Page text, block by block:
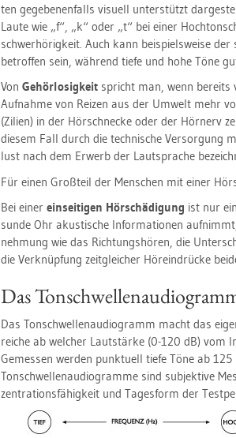
ten ge­ge­be­nen­falls vi­su­ell un­ter­stützt
Laute wie „f“, „k“ oder „t“ bei einer
schwer­hö­rig­keit. Auch kann bei­spiels­wei­se
be­trof­fen sein, wäh­rend tiefe und hohe Töne
Von Ge­hör­lo­sig­keitspricht man, wenn be­reits
Auf­nah­me von Rei­zen aus der Um­welt mehr
(Zi­li­en) in der Hör­schne­cke oder der Hör­nerv
die­sem Fall durch die tech­ni­sche Ver­sor­gung
lust nach dem Er­werb der Laut­spra­che
Für einen Groß­teil der Men­schen mit einer
Bei einer ein­sei­ti­gen Hör­schä­di­gung ist nur
sun­de Ohr akus­ti­sche In­for­ma­tio­nen
neh­mung wie das Rich­tungs­hö­ren, die
die Ver­knüp­fung zeit­glei­cher Hör­ein­drü­cke
Das
Das Ton­schwel­len­au­dio­gramm macht das
rei­che ab wel­cher Laut­stär­ke (0-120 dB) vom
Ge­mes­sen wer­den punk­tu­ell tiefe Töne ab
Ton­schwel­len­au­dio­gram­me sind sub­jek­ti­ve
zen­tra­ti­ons­fä­hig­keit und Ta­ges­form der